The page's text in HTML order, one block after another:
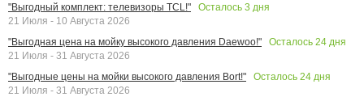
"Выгодный комплект: телевизоры TCL!"
Осталось 3 дня
21 Июля - 10 Августа 2026
"Выгодная цена на мойку высокого давления Daewoo!"
Осталось 24 дня
21 Июля - 31 Августа 2026
"Выгодные цены на мойки высокого давления Bort!"
Осталось 24 дня
21 Июля - 31 Августа 2026